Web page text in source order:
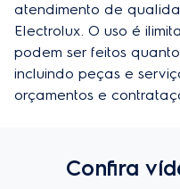
atendimento de
Electrolux. O uso é
podem ser feitos
incluindo peças e
orçamentos e
Confira